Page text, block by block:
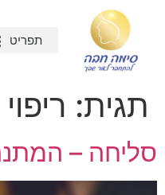
תגית:
סליחה –